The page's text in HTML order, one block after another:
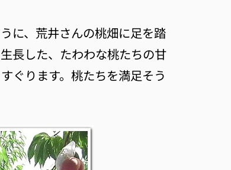
に、荒井さんの桃畑に足を踏
長した、たわわな桃たちの甘
ぐります。桃たちを満足そう